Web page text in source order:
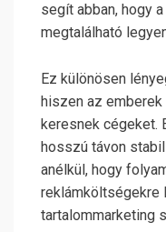
segít abban, hogy
megtalálható
Ez különösen
hiszen az emberek
keresnek cégeket.
hosszú távon
anélkül, hogy
reklámköltségekre
tartalommarketing